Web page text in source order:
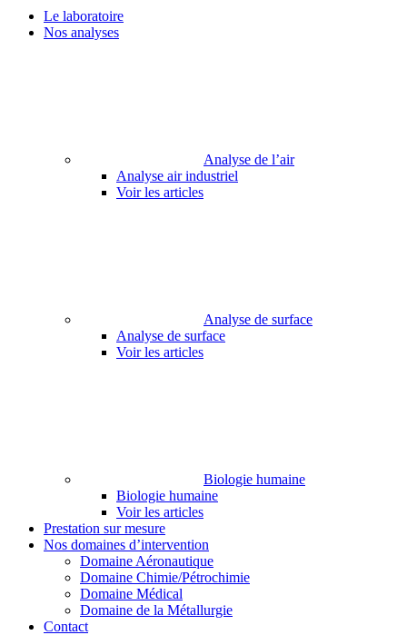
Le laboratoire
Nos analyses
Analyse de l’air
Analyse air industriel
Voir les articles
Analyse de surface
Analyse de surface
Voir les articles
Biologie humaine
Biologie humaine
Voir les articles
Prestation sur mesure
Nos domaines d’intervention
Domaine Aéronautique
Domaine Chimie/Pétrochimie
Domaine Médical
Domaine de la Métallurgie
Contact